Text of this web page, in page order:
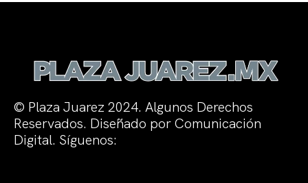
© Plaza Juarez 2024. Algunos Derechos
Reservados. Diseñado por Comunicación
Digital. Síguenos: